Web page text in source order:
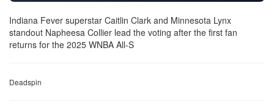
Indiana Fever superstar Caitlin Clark and Minnesota Lynx
standout Napheesa Collier lead the voting after the first fan
returns for the 2025 WNBA All-S
Deadspin